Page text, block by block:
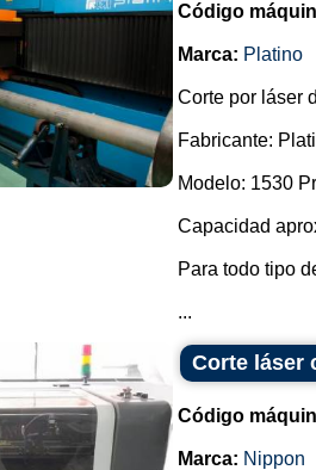
Código
Marca: Platino
Corte por láser
Fabricante:
Modelo: 1530
Capacidad
Para todo tipo
...
Corte láser
Código
Marca: Nippon